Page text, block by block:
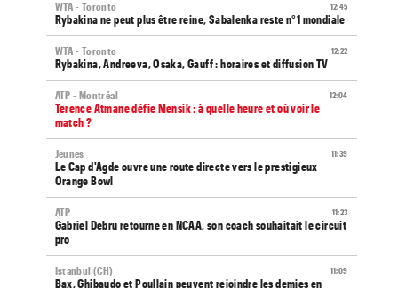
12:45
WTA - Toronto
Rybakina ne peut plus être reine, Sabalenka reste n°1 mondiale
12:22
WTA - Toronto
Rybakina, Andreeva, Osaka, Gauff : horaires et diffusion TV
12:04
ATP - Montréal
Terence Atmane défie Mensik : à quelle heure et où voir le
match ?
11:39
Jeunes
Le Cap d'Agde ouvre une route directe vers le prestigieux
Orange Bowl
11:23
ATP
Gabriel Debru retourne en NCAA, son coach souhaitait le circuit
pro
11:09
Istanbul (CH)
Bax, Ghibaudo et Poullain peuvent rejoindre les demies en